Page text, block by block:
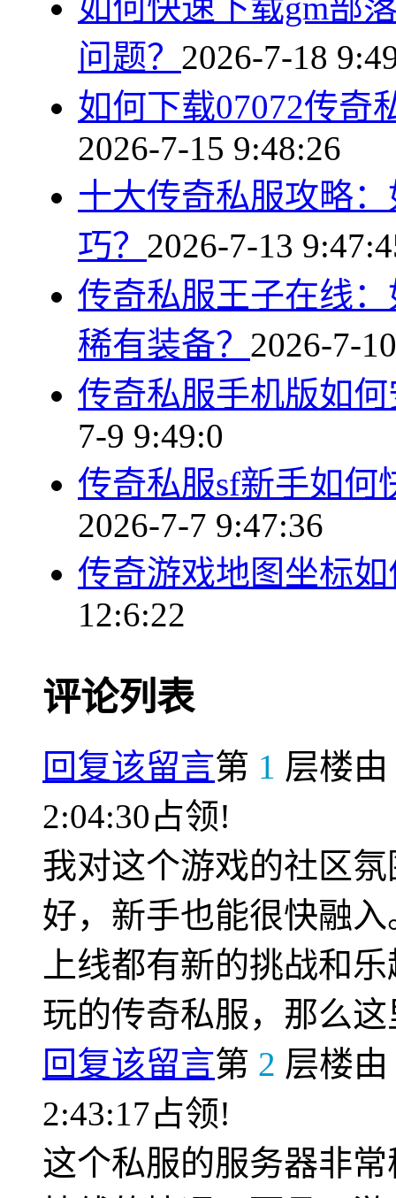
问题？ 2026-7-18
如何下载07072传奇
2026-7-15 9:48:26
十大传奇私服攻略
巧？ 2026-7-13
传奇私服王子在线
稀有装备？ 2026-7-
传奇私服手机版如
7-9 9:49:0
传奇私服sf新手如何
2026-7-7 9:47:36
传奇游戏地图坐标
12:6:22
评论列表
回复该留言第 1 层楼由
2:04:30占领!
我对这个游戏的社区
好，新手也能很快融
上线都有新的挑战和
玩的传奇私服，那么
回复该留言第 2 层楼由
2:43:17占领!
这个私服的服务器非